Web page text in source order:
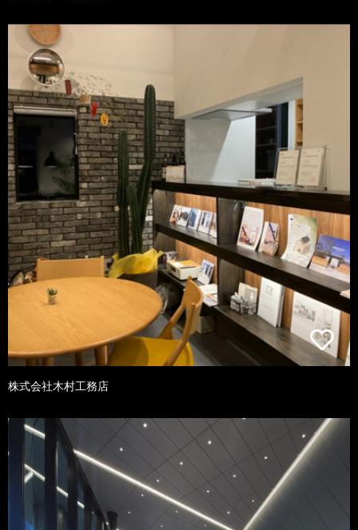
株式会社木村工務店